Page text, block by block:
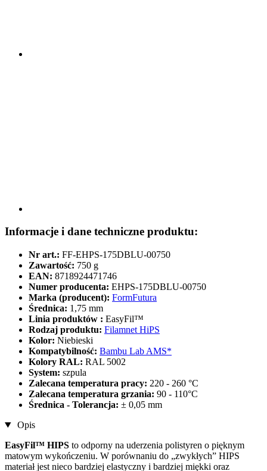
Informacje i dane techniczne produktu:
Nr art.: FF-EHPS-175DBLU-00750
Zawartość: 750 g
EAN: 8718924471746
Numer producenta: EHPS-175DBLU-00750
Marka (producent): FormFutura
Średnica: 1,75 mm
Linia produktów : EasyFil™
Rodzaj produktu: Filamnet HiPS
Kolor: Niebieski
Kompatybilność: Bambu Lab AMS*
Kolory RAL: RAL 5002
System: szpula
Zalecana temperatura pracy: 220 - 260 °C
Zalecana temperatura grzania: 90 - 110°C
Średnica - Tolerancja: ± 0,05 mm
Opis
EasyFil™ HIPS to odporny na uderzenia polistyren o pięknym
matowym wykończeniu. W porównaniu do „zwykłych” HIPS
materiał jest nieco bardziej elastyczny i bardziej miękki oraz